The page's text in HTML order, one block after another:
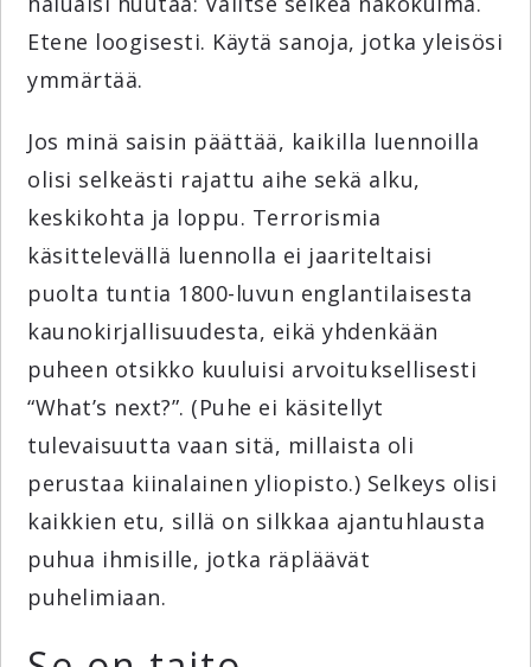
Etene loogisesti. Käytä sanoja, jotka yleisösi
ymmärtää.
Jos minä saisin päättää, kaikilla luennoilla
olisi selkeästi rajattu aihe sekä alku,
keskikohta ja loppu. Terrorismia
käsittelevällä luennolla ei jaariteltaisi
puolta tuntia 1800-luvun englantilaisesta
kaunokirjallisuudesta, eikä yhdenkään
puheen otsikko kuuluisi arvoituksellisesti
“What’s next?”. (Puhe ei käsitellyt
tulevaisuutta vaan sitä, millaista oli
perustaa kiinalainen yliopisto.) Selkeys olisi
kaikkien etu, sillä on silkkaa ajantuhlausta
puhua ihmisille, jotka räpläävät
puhelimiaan.